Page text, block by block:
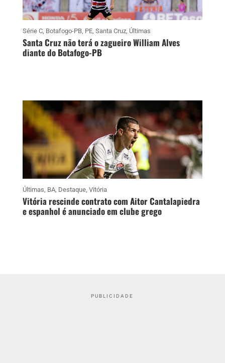
Série C, Botafogo-PB, PE, Santa Cruz, Últimas
Santa Cruz não terá o zagueiro William Alves
diante do Botafogo-PB
Últimas, BA, Destaque, Vitória
Vitória rescinde contrato com Aitor Cantalapiedra
e espanhol é anunciado em clube grego
PUBLICIDADE